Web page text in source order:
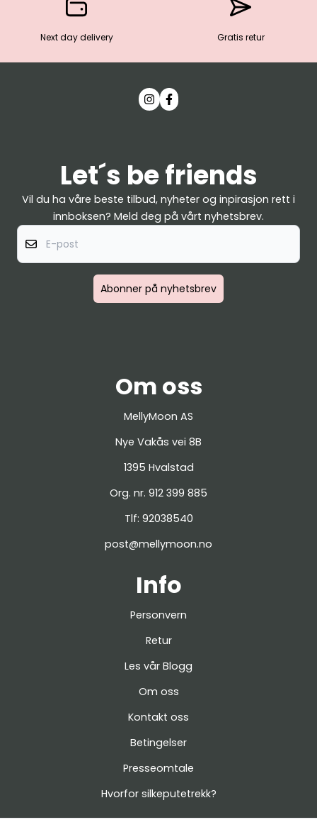
Next day delivery Gratis retur
Let´s be friends
Vil du ha våre beste tilbud, nyheter og inpirasjon rett i
innboksen? Meld deg på vårt nyhetsbrev.
Abonner på nyhetsbrev
Om oss
MellyMoon AS
Nye Vakås vei 8B
1395 Hvalstad
Org. nr. 912 399 885
Tlf: 92038540
post@mellymoon.no
Info
Personvern
Retur
Les vår Blogg
Om oss
Kontakt oss
Betingelser
Presseomtale
Hvorfor silkeputetrekk?